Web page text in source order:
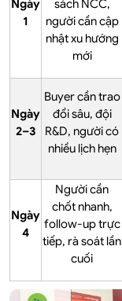
Ngày
1
sách NCC,
người cần cập
nhật xu hướng
mới
Ngày
2–3
Buyer cần trao
đổi sâu, đội
R&D, người có
nhiều lịch hẹn
Ngày
4
Người cần
chốt nhanh,
follow-up trực
tiếp, rà soát lần
cuối